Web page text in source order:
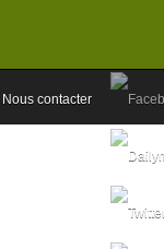
Nous contacter